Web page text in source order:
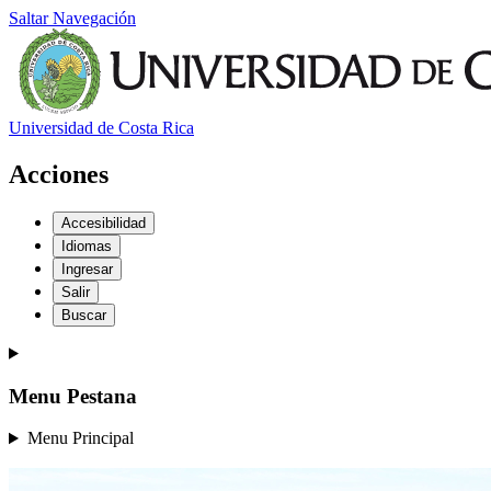
Saltar Navegación
Universidad de Costa Rica
Acciones
Accesibilidad
Idiomas
Ingresar
Salir
Buscar
Menu Pestana
Menu Principal